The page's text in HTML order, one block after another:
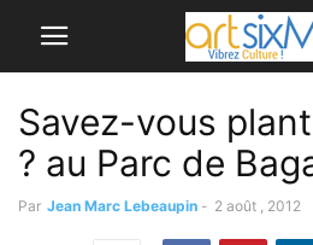
Savez-vous
? au Parc de
Par Jean Marc Lebeaupin - 2 août , 2012